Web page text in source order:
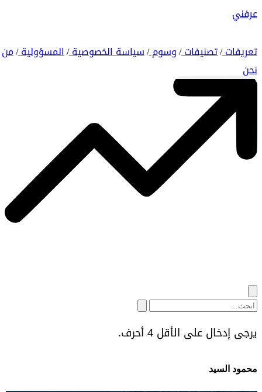
عرفني
تعريفات/ تصنيفات/ وسوم/ سياسة الخصوصية/ المسؤولية/ من
نحن
يرجى إدخال على الأقل 4 أحرف.
محمود السيد